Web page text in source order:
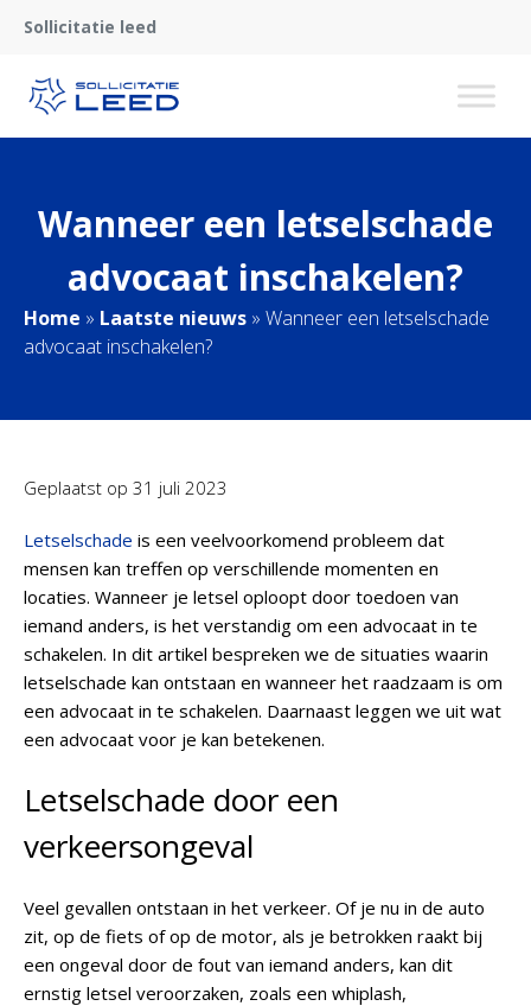
Sollicitatie leed
Wanneer een letselschade
advocaat inschakelen?
Home » Laatste nieuws » Wanneer een letselschade
advocaat inschakelen?
Geplaatst op 31 juli 2023
Letselschade is een veelvoorkomend probleem dat
mensen kan treffen op verschillende momenten en
locaties. Wanneer je letsel oploopt door toedoen van
iemand anders, is het verstandig om een advocaat in te
schakelen. In dit artikel bespreken we de situaties waarin
letselschade kan ontstaan en wanneer het raadzaam is om
een advocaat in te schakelen. Daarnaast leggen we uit wat
een advocaat voor je kan betekenen.
Letselschade door een
verkeersongeval
Veel gevallen ontstaan in het verkeer. Of je nu in de auto
zit, op de fiets of op de motor, als je betrokken raakt bij
een ongeval door de fout van iemand anders, kan dit
ernstig letsel veroorzaken, zoals een whiplash,